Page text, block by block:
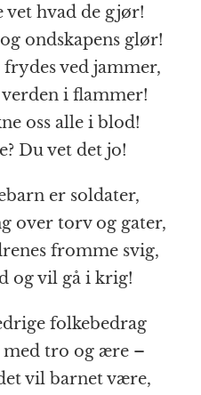
vet hvad de gjør!
ondskapens glør!
ved jammer,
verden i flammer!
oss alle i blod!
Du vet det jo!
er soldater,
over torv og gater,
fromme svig,
og vil gå i krig!
folkebedrag
tro og ære –
vil barnet være,